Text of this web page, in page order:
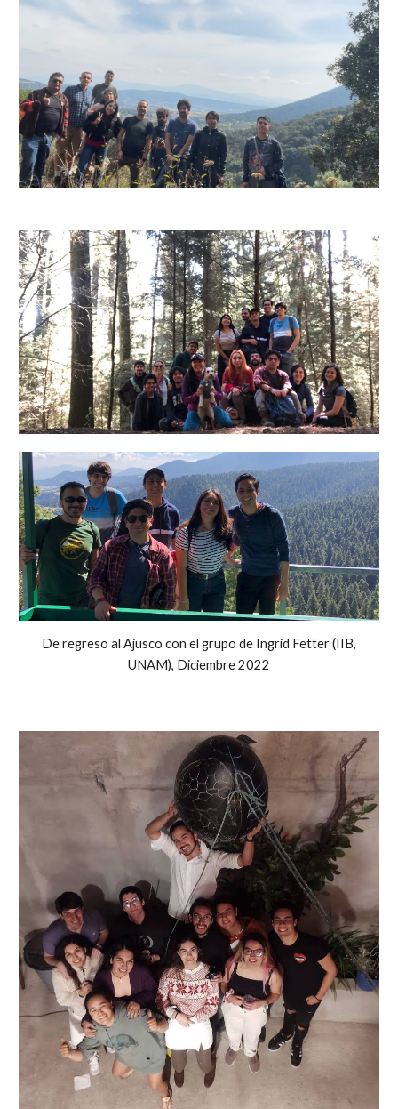
De regreso al Ajusco con el grupo de Ingrid Fetter (IIB,
UNAM), Diciembre 2022